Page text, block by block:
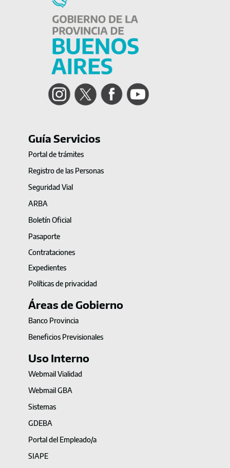
Instagram Twitter Facebook
Guía Servicios
Portal de trámites
Registro de las Personas
Seguridad Vial
ARBA
Boletín Oficial
Pasaporte
Contrataciones
Expedientes
Políticas de privacidad
Áreas de Gobierno
Banco Provincia
Beneficios Previsionales
Uso Interno
Webmail Vialidad
Webmail GBA
Sistemas
GDEBA
Portal del Empleado/a
SIAPE